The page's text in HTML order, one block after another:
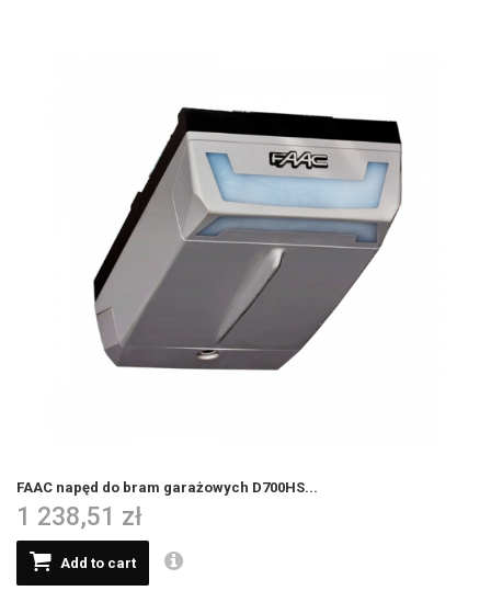
FAAC napęd do bram garażowych D700HS...
1 238,51 zł
Add to cart